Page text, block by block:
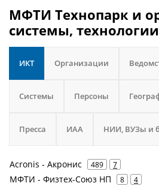
МФТИ Технопарк и
системы,
ИКТ Организации
Системы Персоны
Пресса ИАА НИИ, ВУЗы и
Acronis - Акронис 489 7
МФТИ - Физтех-Союз НП 8 4